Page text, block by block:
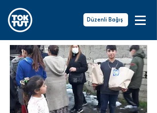
Düzenli Bağış